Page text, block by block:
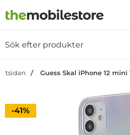
Startsidan för
Guess Skal iPhone 12
Priset är nedsatt med
-41%